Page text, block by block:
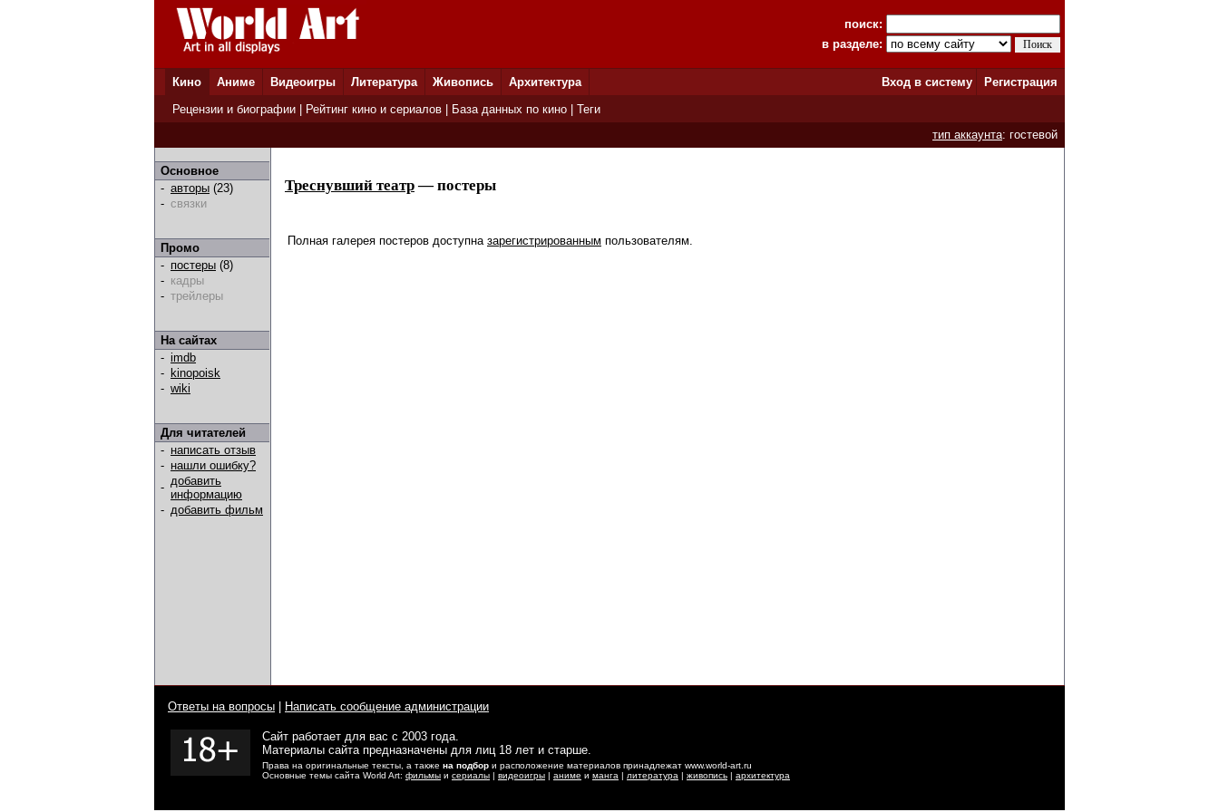
поиск:
в разделе:
Кино Аниме Видеоигры Литература Живопись Архитектура Вход в систему
Регистрация
Рецензии и биографии
Рейтинг кино и сериалов База данных по кино
Теги
тип аккаунта: гостевой
Основное
- авторы (23)
- связки
Промо
- постеры (8)
- кадры
- трейлеры
На сайтах
- imdb
- kinopoisk
- wiki
Для читателей
- написать отзыв
- нашли ошибку?
- добавить
информацию
- добавить фильм
Треснувший театр— постеры
Полная галерея постеров доступна зарегистрированным пользователям.
Ответы на вопросы Написать сообщение администрации
Сайт работает для вас с 2003 года.
Материалы сайта предназначены для лиц 18 лет и старше.
Права на оригинальные тексты, а также на подбор и расположение материалов принадлежат www.world-art.ru
Основные темы сайта World Art: фильмы и сериалы | видеоигры | аниме и манга | литература | живопись | архитектура